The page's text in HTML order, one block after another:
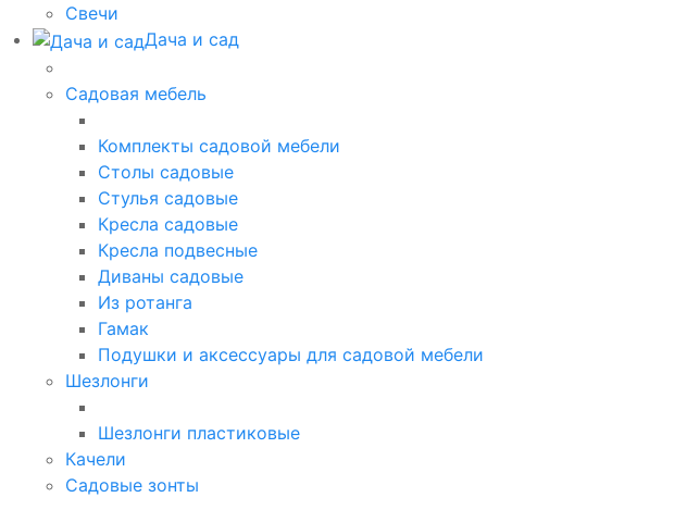
Свечи
Дача и сад
Садовая мебель
Комплекты садовой мебели
Столы садовые
Стулья садовые
Кресла садовые
Кресла подвесные
Диваны садовые
Из ротанга
Гамак
Подушки и аксессуары для садовой мебели
Шезлонги
Шезлонги пластиковые
Качели
Садовые зонты